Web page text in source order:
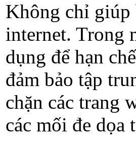
Không chỉ giúp
internet. Trong
dụng để hạn
đảm bảo tập
chặn các trang
các mối đe dọa